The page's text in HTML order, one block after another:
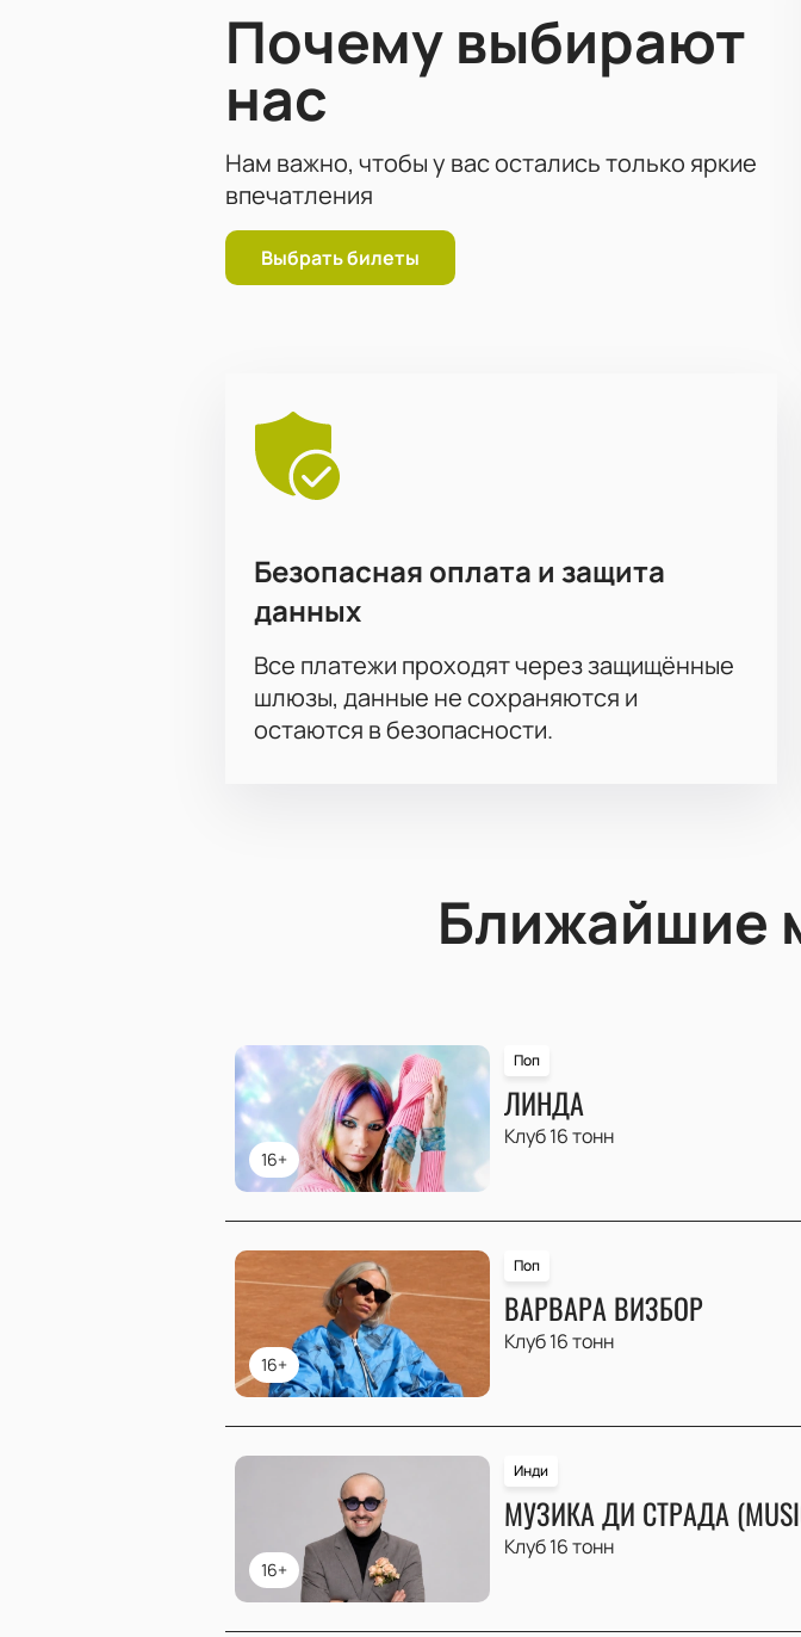
Почему выбирают
нас
Нам важно, чтобы у вас остались только яркие
впечатления
Выбрать билеты
Безопасная оплата и защита
данных
Все платежи проходят через защищённые
шлюзы, данные не сохраняются и
остаются в безопасности.
Ближайшие
16+
Поп
ЛИНДА
Клуб 16 тонн
16+
Поп
ВАРВАРА ВИЗБОР
Клуб 16 тонн
16+
Инди
МУЗИКА ДИ СТРАДА
Клуб 16 тонн